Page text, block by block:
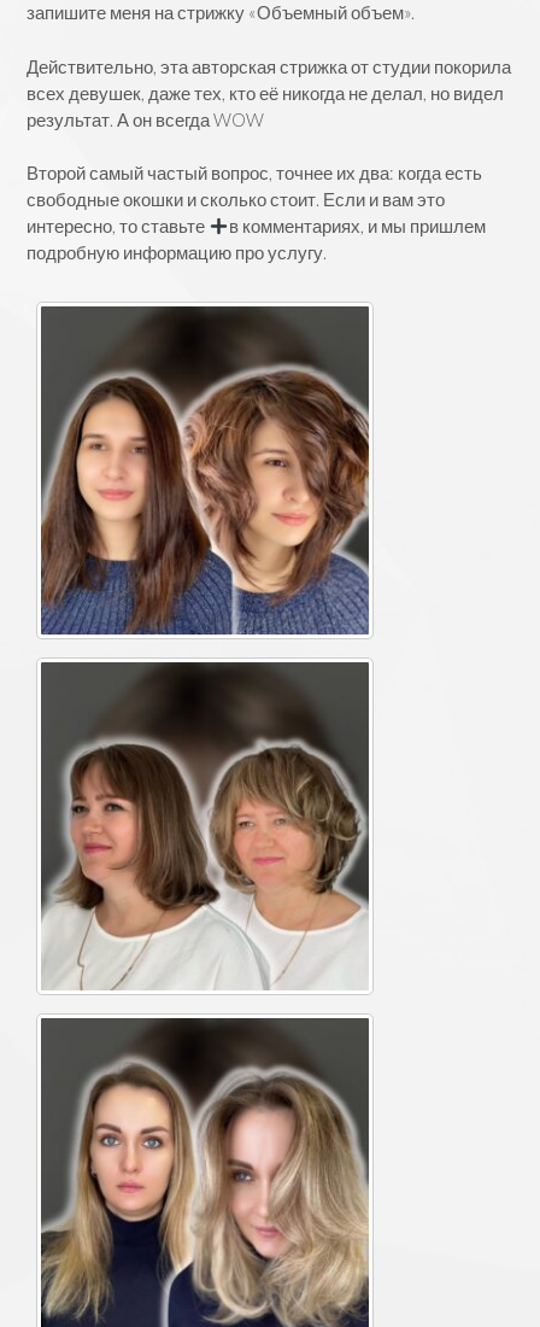
запишите меня на стрижку «Объемный объем».
Действительно, эта авторская стрижка от студии покорила
всех девушек, даже тех, кто её никогда не делал, но видел
результат. А он всегда WOW
Второй самый частый вопрос, точнее их два: когда есть
свободные окошки и сколько стоит. Если и вам это
интересно, то ставьте
в комментариях, и мы пришлем
подробную информацию про услугу.